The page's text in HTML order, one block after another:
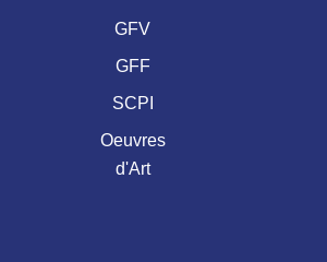
GFV
GFF
SCPI
Oeuvres
d'Art